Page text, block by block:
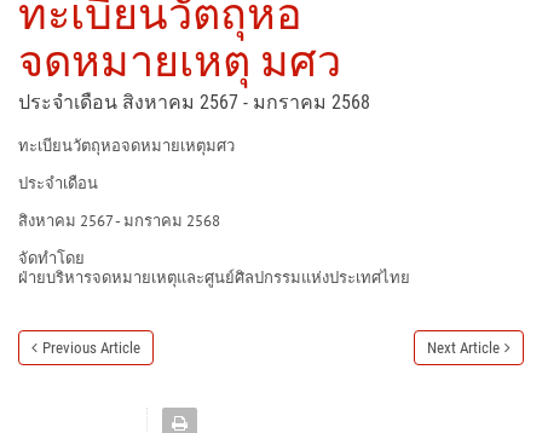
ทะเบียนวัตถุหอ
จดหมายเหตุ มศว
ประจำเดือน สิงหาคม 2567 - มกราคม 2568
ทะเบียนวัตถุหอจดหมายเหตุมศว
ประจำเดือน
สิงหาคม 2567 - มกราคม 2568
จัดทำโดย
ฝ่ายบริหารจดหมายเหตุและศูนย์ศิลปกรรมแห่งประเทศไทย
Previous Article Next Article